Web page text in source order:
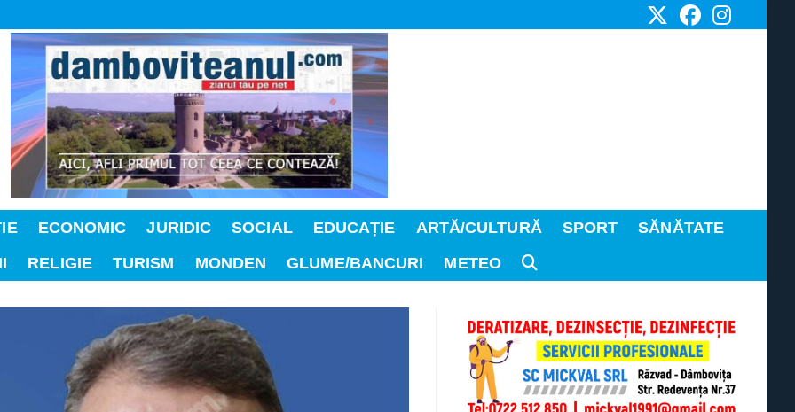
ECONOMIC JURIDIC SOCIAL EDUCAȚIE ARTĂ/CULTURĂ SPORT
SĂNĂTATE
RELIGIE TURISM MONDEN GLUME/BANCURI METEO TOGGLE
SEARCH